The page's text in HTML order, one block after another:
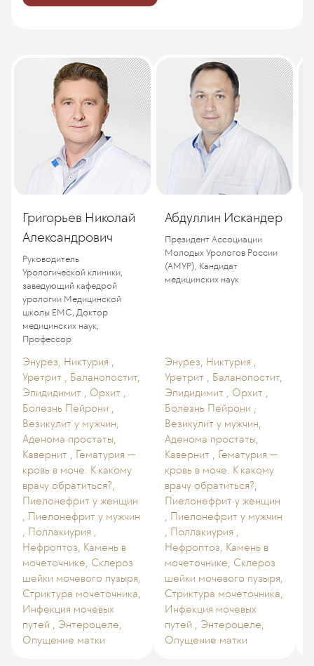
Григорьев Николай
Александрович
Руководитель
Урологической клиники,
заведующий кафедрой
урологии Медицинской
школы ЕМС, Доктор
медицинских наук,
Профессор
Энурез, Никтурия ,
Уретрит , Баланопостит,
Эпидидимит , Орхит ,
Болезнь Пейрони ,
Везикулит у мужчин,
Аденома простаты,
Кавернит , Гематурия —
кровь в моче. К какому
врачу обратиться?,
Пиелонефрит у женщин
, Пиелонефрит у мужчин
, Поллакиурия ,
Нефроптоз, Камень в
мочеточнике, Склероз
шейки мочевого пузыря,
Стриктура мочеточника,
Инфекция мочевых
путей , Энтероцеле,
Опущение матки
Абдуллин Искандер
Президент Ассоциации
Молодых Урологов России
(АМУР), Кандидат
медицинских наук
Энурез, Никтурия ,
Уретрит , Баланопостит,
Эпидидимит , Орхит ,
Болезнь Пейрони ,
Везикулит у мужчин,
Аденома простаты,
Кавернит , Гематурия —
кровь в моче. К какому
врачу обратиться?,
Пиелонефрит у женщин
, Пиелонефрит у мужчин
, Поллакиурия ,
Нефроптоз, Камень в
мочеточнике, Склероз
шейки мочевого пузыря,
Стриктура мочеточника,
Инфекция мочевых
путей , Энтероцеле,
Опущение матки